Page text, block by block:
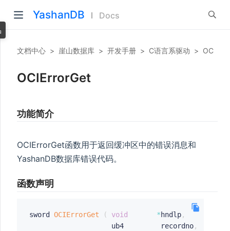
YashanDB Docs
文档中心 > 崖山数据库 > 开发手册 > C语言系驱动 > OCI驱动
OCIErrorGet
功能简介
OCIErrorGet函数用于返回缓冲区中的错误消息和
YashanDB数据库错误代码。
函数声明
sword OCIErrorGet ( void *hndlp,
                    ub4         recordno
,